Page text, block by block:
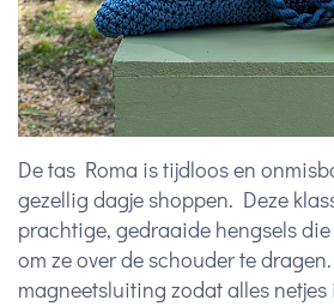
De tas Roma is tijdloos en
gezellig dagje shoppen. Deze
prachtige, gedraaide hengsels
om ze over de schouder te
magneetsluiting zodat alles netjes